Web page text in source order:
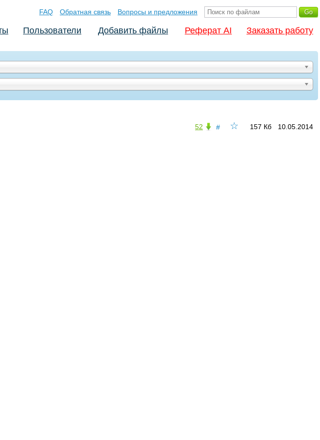
FAQ Обратная связь Вопросы и предложения
Пользователи Добавить файлы Реферат AI Заказать работу
☆
# 10.05.2014
157 Кб
52